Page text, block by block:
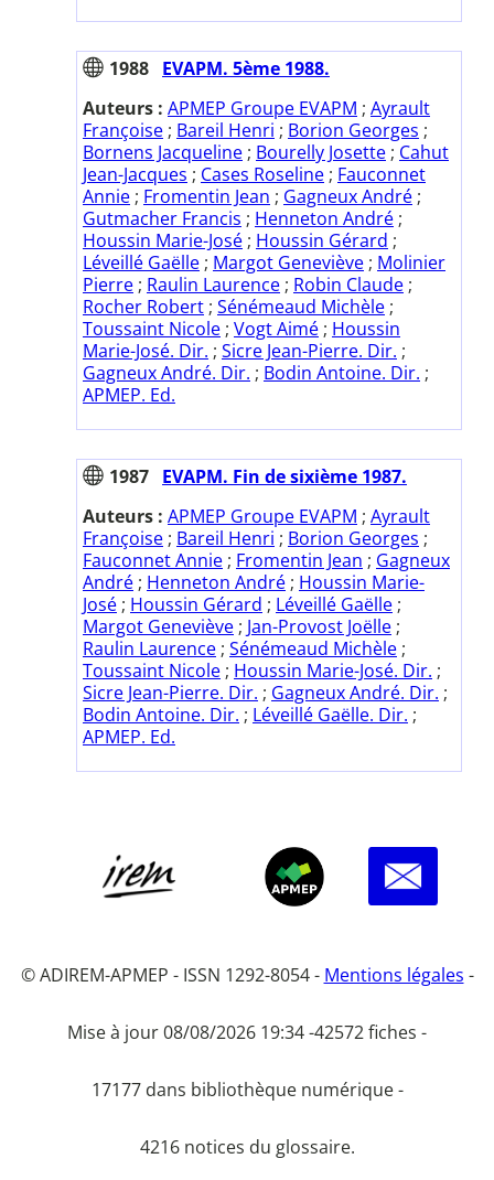
1988 EVAPM. 5ème 1988.
Auteurs : APMEP Groupe EVAPM ; Ayrault
Françoise ; Bareil Henri ; Borion Georges ;
Bornens Jacqueline ; Bourelly Josette ; Cahut
Jean-Jacques ; Cases Roseline ; Fauconnet
Annie ; Fromentin Jean ; Gagneux André ;
Gutmacher Francis ; Henneton André ;
Houssin Marie-José ; Houssin Gérard ;
Léveillé Gaëlle ; Margot Geneviève ; Molinier
Pierre ; Raulin Laurence ; Robin Claude ;
Rocher Robert ; Sénémeaud Michèle ;
Toussaint Nicole ; Vogt Aimé ; Houssin
Marie-José. Dir. ; Sicre Jean-Pierre. Dir. ;
Gagneux André. Dir. ; Bodin Antoine. Dir. ;
APMEP. Ed.
1987 EVAPM. Fin de sixième 1987.
Auteurs : APMEP Groupe EVAPM ; Ayrault
Françoise ; Bareil Henri ; Borion Georges ;
Fauconnet Annie ; Fromentin Jean ; Gagneux
André ; Henneton André ; Houssin Marie-
José ; Houssin Gérard ; Léveillé Gaëlle ;
Margot Geneviève ; Jan-Provost Joëlle ;
Raulin Laurence ; Sénémeaud Michèle ;
Toussaint Nicole ; Houssin Marie-José. Dir. ;
Sicre Jean-Pierre. Dir. ; Gagneux André. Dir. ;
Bodin Antoine. Dir. ; Léveillé Gaëlle. Dir. ;
APMEP. Ed.
© ADIREM-APMEP - ISSN 1292-8054 - Mentions légales -
Mise à jour 08/08/2026 19:34 -42572 fiches -
17177 dans bibliothèque numérique -
4216 notices du glossaire.